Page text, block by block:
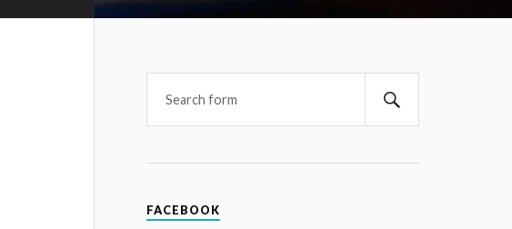
FACEBOOK